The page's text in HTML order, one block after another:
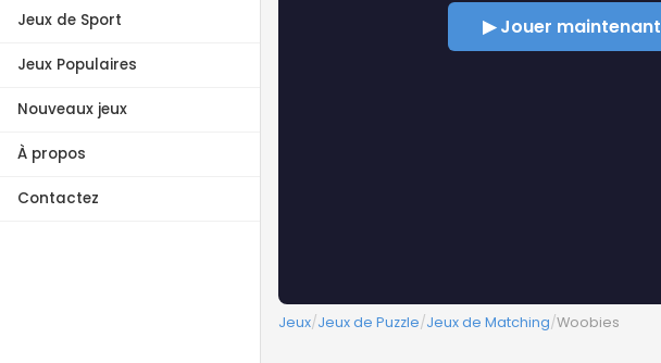
Jeux de Sport
Jeux Populaires
Nouveaux jeux
À propos
Contactez
▶ Jouer maintenant
Jeux/Jeux de Puzzle/Jeux de Matching/Woobies